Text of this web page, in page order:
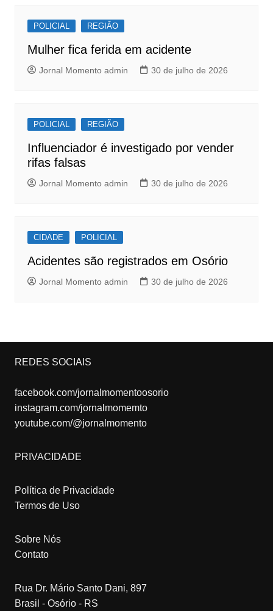
o
o
k
p
p
POLICIAL REGIÃO
Mulher fica ferida em acidente
Jornal Momento admin 30 de julho de 2026
POLICIAL REGIÃO
Influenciador é investigado por vender
rifas falsas
Jornal Momento admin 30 de julho de 2026
CIDADE POLICIAL
Acidentes são registrados em Osório
Jornal Momento admin 30 de julho de 2026
REDES SOCIAIS
facebook.com/jornalmomentoosorio
instagram.com/jornalmomemto
youtube.com/@jornalmomento
PRIVACIDADE
Política de Privacidade
Termos de Uso
Sobre Nós
Contato
Rua Dr. Mário Santo Dani, 897
Brasil - Osório - RS